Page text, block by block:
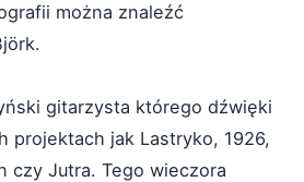
można znaleźć
gitarzysta którego dźwięki
projektach jak Lastryko, 1926,
czy Jutra. Tego wieczora